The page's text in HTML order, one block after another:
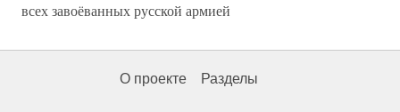
всех завоёванных русской армией
О проекте Разделы